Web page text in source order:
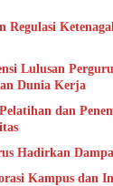
Regulasi
Lulusan
Dunia Kerja
dan
Hadirkan
Kampus dan